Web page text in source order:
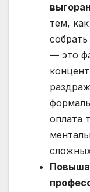
тем,
— это
оплата